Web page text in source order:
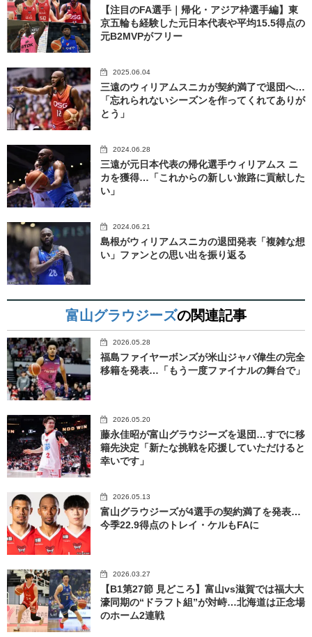
【注目のFA選手｜帰化・アジア枠選手編】東
京五輪も経験した元日本代表や平均15.5得点の
元B2MVPがフリー
2025.06.04
三遠のウィリアムスニカが契約満了で退団へ…
「忘れられないシーズンを作ってくれてありが
とう」
2024.06.28
三遠が元日本代表の帰化選手ウィリアムス ニ
カを獲得…「これからの新しい旅路に貢献した
い」
2024.06.21
島根がウィリアムスニカの退団発表「複雑な想
い」ファンとの思い出を振り返る
富山グラウジーズの関連記事
2026.05.28
福島ファイヤーボンズが米山ジャバ偉生の完全
移籍を発表…「もう一度ファイナルの舞台で」
2026.05.20
藤永佳昭が富山グラウジーズを退団…すでに移
籍先決定「新たな挑戦を応援していただけると
幸いです」
2026.05.13
富山グラウジーズが4選手の契約満了を発表…
今季22.9得点のトレイ・ケルもFAに
2026.03.27
【B1第27節 見どころ】富山vs滋賀では福大大
濠同期の“ドラフト組”が対峙…北海道は正念場
のホーム2連戦